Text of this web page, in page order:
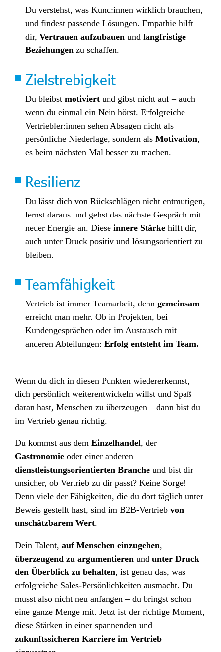
Du verstehst, was Kund:innen wirklich brauchen,
und findest passende Lösungen. Empathie hilft
dir, Vertrauen aufzubauen und langfristige
Beziehungen zu schaffen.
Zielstrebigkeit
Du bleibst motiviert und gibst nicht auf – auch
wenn du einmal ein Nein hörst. Erfolgreiche
Vertriebler:innen sehen Absagen nicht als
persönliche Niederlage, sondern als Motivation,
es beim nächsten Mal besser zu machen.
Resilienz
Du lässt dich von Rückschlägen nicht entmutigen,
lernst daraus und gehst das nächste Gespräch mit
neuer Energie an. Diese innere Stärke hilft dir,
auch unter Druck positiv und lösungsorientiert zu
bleiben.
Teamfähigkeit
Vertrieb ist immer Teamarbeit, denn gemeinsam
erreicht man mehr. Ob in Projekten, bei
Kundengesprächen oder im Austausch mit
anderen Abteilungen: Erfolg entsteht im Team.
Wenn du dich in diesen Punkten wiedererkennst,
dich persönlich weiterentwickeln willst und Spaß
daran hast, Menschen zu überzeugen – dann bist du
im Vertrieb genau richtig.
Du kommst aus dem Einzelhandel, der
Gastronomie oder einer anderen
dienstleistungsorientierten Branche und bist dir
unsicher, ob Vertrieb zu dir passt? Keine Sorge!
Denn viele der Fähigkeiten, die du dort täglich unter
Beweis gestellt hast, sind im B2B-Vertrieb von
unschätzbarem Wert.
Dein Talent, auf Menschen einzugehen,
überzeugend zu argumentieren und unter Druck
den Überblick zu behalten, ist genau das, was
erfolgreiche Sales-Persönlichkeiten ausmacht. Du
musst also nicht neu anfangen – du bringst schon
eine ganze Menge mit. Jetzt ist der richtige Moment,
diese Stärken in einer spannenden und
zukunftssicheren Karriere im Vertrieb